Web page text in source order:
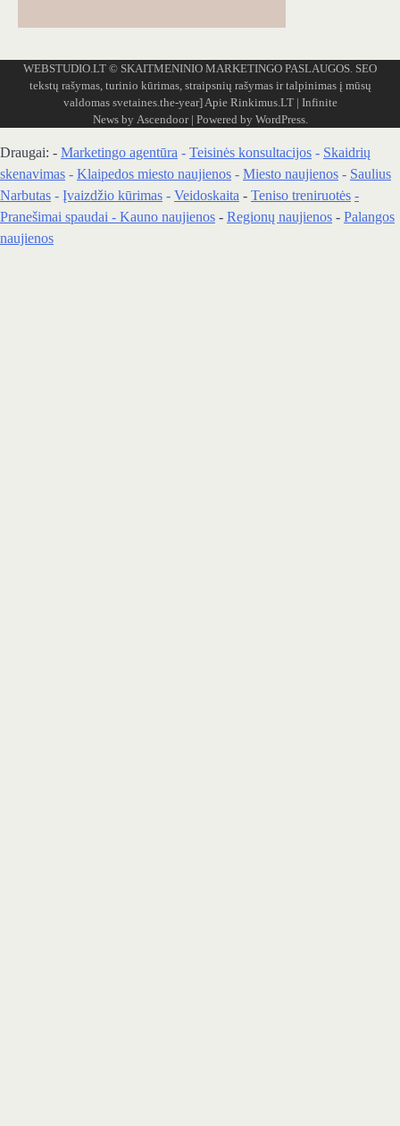
WEBSTUDIO.LT © SKAITMENINIO MARKETINGO PASLAUGOS. SEO
tekstų rašymas, turinio kūrimas, straipsnių rašymas ir talpinimas į mūsų
valdomas svetaines.the-year] Apie Rinkimus.LT| Infinite
News by Ascendoor| Powered by WordPress.
Draugai: - Marketingo agentūra - Teisinės konsultacijos - Skaidrių
skenavimas - Klaipedos miesto naujienos - Miesto naujienos - Saulius
Narbutas - Įvaizdžio kūrimas - Veidoskaita - Teniso treniruotės -
Pranešimai spaudai - Kauno naujienos - Regionų naujienos - Palangos
naujienos